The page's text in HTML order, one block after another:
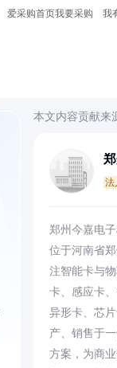
爱采购首页我要采购 我
本文内容贡献来
法
郑州今嘉电
位于河南省
注智能卡与
卡、感应卡
异形卡、芯
产、销售于
方案，为商